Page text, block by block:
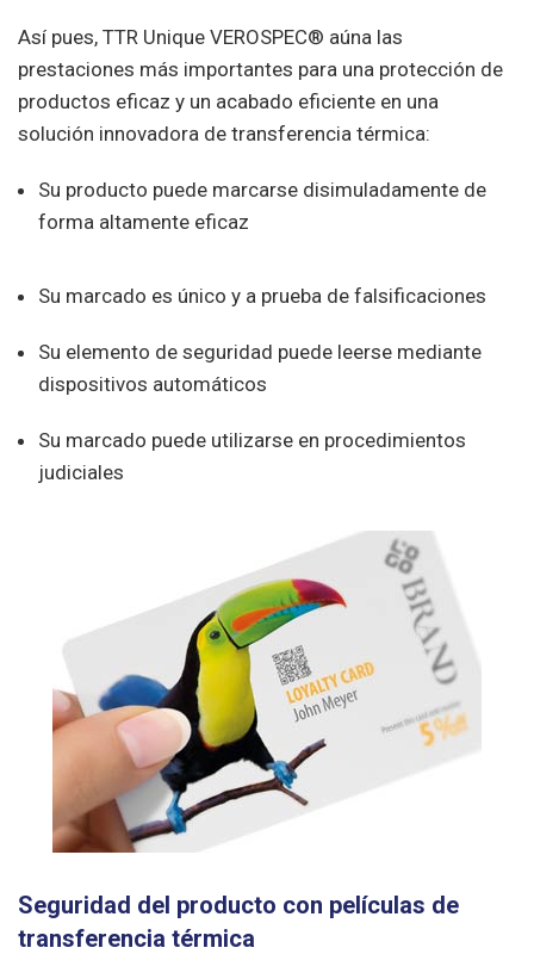
Así pues, TTR Unique VEROSPEC® aúna las
prestaciones más importantes para una protección de
productos eficaz y un acabado eficiente en una
solución innovadora de transferencia térmica:
Su producto puede marcarse disimuladamente de
forma altamente eficaz
Su marcado es único y a prueba de falsificaciones
Su elemento de seguridad puede leerse mediante
dispositivos automáticos
Su marcado puede utilizarse en procedimientos
judiciales
Seguridad del producto con películas de
transferencia térmica